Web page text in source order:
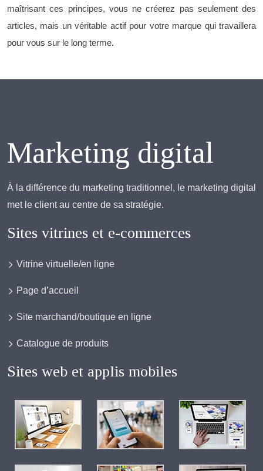
maîtrisant ces principes, vous ne créerez pas seulement des
articles, mais un véritable actif pour votre marque qui travaillera
pour vous sur le long terme.
Marketing digital
À la différence du marketing traditionnel, le marketing digital
met le client au centre de sa stratégie.
Sites vitrines et e-commerces
Vitrine virtuelle/en ligne
Page d’accueil
Site marchand/boutique en ligne
Catalogue de produits
Sites web et applis mobiles